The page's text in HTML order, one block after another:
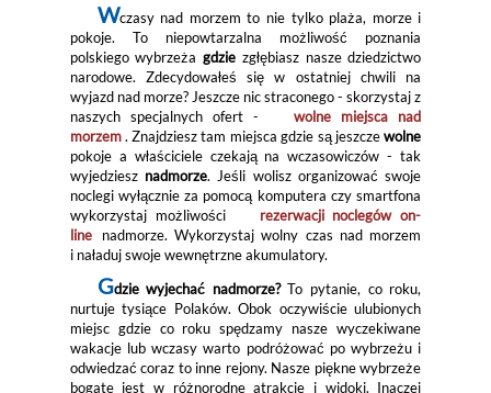
Wczasy nad morzem to nie tylko plaża, morze i
pokoje. To niepowtarzalna możliwość poznania
polskiego wybrzeżagdzie zgłębiasz nasze dziedzictwo
narodowe. Zdecydowałeś się w ostatniej chwili na
wyjazd nad morze? Jeszcze nic straconego - skorzystaj z
naszych specjalnych ofert -
wolne miejsca nad
morzem . Znajdziesz tam miejsca gdzie są jeszczewolne
pokoje a właściciele czekają na wczasowiczów - tak
wyjedziesz nadmorze. Jeśli wolisz organizować swoje
noclegi wyłącznie za pomocą komputera czy smartfona
wykorzystaj możliwości
rezerwacji noclegów on-
line
nadmorze. Wykorzystaj wolny czas nad morzem
i naładuj swoje wewnętrzne akumulatory.
Gdzie wyjechać nadmorze?To pytanie, co roku,
nurtuje tysiące Polaków. Obok oczywiście ulubionych
miejsc gdzie co roku spędzamy nasze wyczekiwane
wakacje lub wczasy warto podróżować po wybrzeżu i
odwiedzać coraz to inne rejony. Nasze piękne wybrzeże
bogate jest w różnorodne atrakcje i widoki. Inaczej